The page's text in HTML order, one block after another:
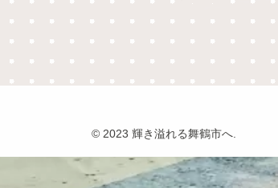
© 2023 輝き溢れる舞鶴市へ.